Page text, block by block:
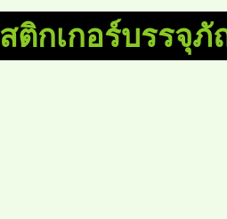
สติกเกอร์บรรจุ